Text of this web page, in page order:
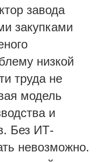
завода
закупками
низкой
труда не
модель
и
Без ИТ-
невозможно.